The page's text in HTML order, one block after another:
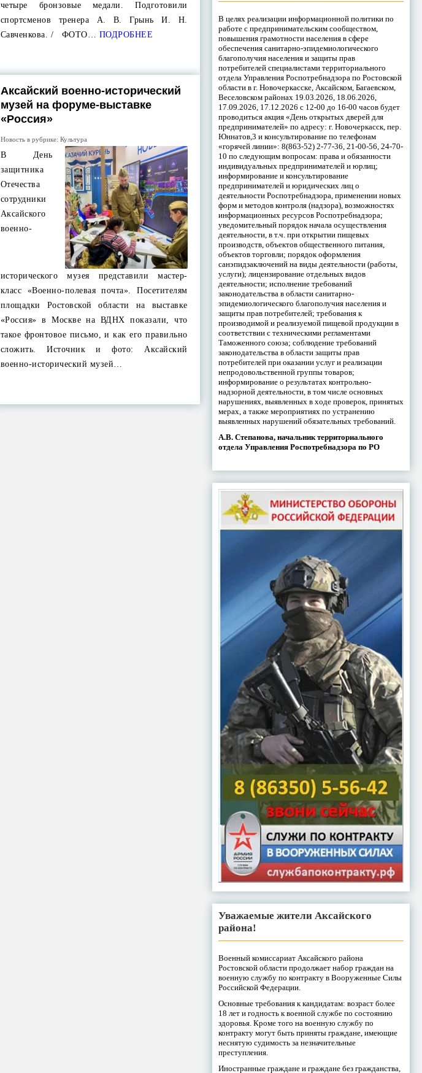
четыре бронзовые медали. Подготовили
спортсменов тренера А. В. Грынь И. Н.
Савченкова. / ФОТО… ПОДРОБНЕЕ
Аксайский военно-исторический
музей на форуме-выставке
«Россия»
Новость в рубрике: Культура
В День
защитника
Отечества
сотрудники
Аксайского
военно-
исторического музея представили мастер-
класс «Военно-полевая почта». Посетителям
площадки Ростовской области на выставке
«Россия» в Москве на ВДНХ показали, что
такое фронтовое письмо, и как его правильно
сложить. Источник и фото: Аксайский
военно-исторический музей…
В целях реализации информационной политики по
работе с предпринимательским сообществом,
повышения грамотности населения в сфере
обеспечения санитарно-эпидемиологического
благополучия населения и защиты прав
потребителей специалистами территориального
отдела Управления Роспотребнадзора по Ростовской
области в г. Новочеркасске, Аксайском, Багаевском,
Веселовском районах 19.03.2026, 18.06.2026,
17.09.2026, 17.12.2026 с 12-00 до 16-00 часов будет
проводиться акция «День открытых дверей для
предпринимателей» по адресу: г. Новочеркасск, пер.
Юннатов,3 и консультирование по телефонам
«горячей линии»: 8(863-52) 2-77-36, 21-00-56, 24-70-
10 по следующим вопросам: права и обязанности
индивидуальных предпринимателей и юрлиц;
информирование и консультирование
предпринимателей и юридических лиц о
деятельности Роспотребнадзора, применении новых
форм и методов контроля (надзора), возможностях
информационных ресурсов Роспотребнадзора;
уведомительный порядок начала осуществления
деятельности, в т.ч. при открытии пищевых
производств, объектов общественного питания,
объектов торговли; порядок оформления
санэпидзаключений на виды деятельности (работы,
услуги); лицензирование отдельных видов
деятельности; исполнение требований
законодательства в области санитарно-
эпидемиологического благополучия населения и
защиты прав потребителей; требования к
производимой и реализуемой пищевой продукции в
соответствии с техническими регламентами
Таможенного союза; соблюдение требований
законодательства в области защиты прав
потребителей при оказании услуг и реализации
непродовольственной группы товаров;
информирование о результатах контрольно-
надзорной деятельности, в том числе основных
нарушениях, выявленных в ходе проверок, принятых
мерах, а также мероприятиях по устранению
выявленных нарушений обязательных требований.
А.В. Степанова, начальник территориального
отдела Управления Роспотребнадзора по РО
Уважаемые жители Аксайского
района!
Военный комиссариат Аксайского района
Ростовской области продолжает набор граждан на
военную службу по контракту в Вооруженные Силы
Российской Федерации.
Основные требования к кандидатам: возраст более
18 лет и годность к военной службе по состоянию
здоровья. Кроме того на военную службу по
контракту могут быть приняты граждане, имеющие
неснятую судимость за незначительные
преступления.
Иностранные граждане и граждане без гражданства,